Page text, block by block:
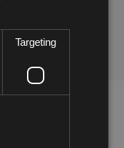
Targeting